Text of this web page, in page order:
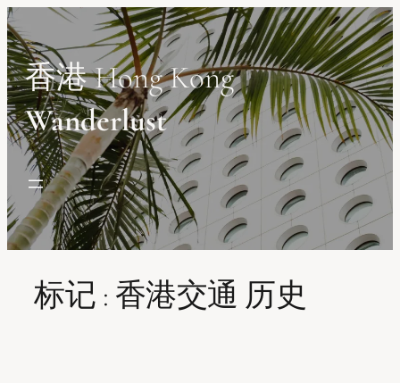
Skip
to
content
香港 Hong Kong
Wanderlust
标记 : 香港交通 历史